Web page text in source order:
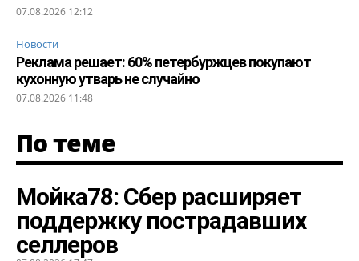
07.08.2026 12:12
Новости
Реклама решает: 60% петербуржцев покупают
кухонную утварь не случайно
07.08.2026 11:48
По теме
Мойка78: Сбер расширяет
поддержку пострадавших
селлеров